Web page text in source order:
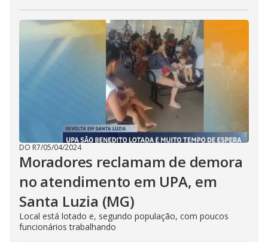
DO R7/05/04/2024
Moradores reclamam de demora
no atendimento em UPA, em
Santa Luzia (MG)
Local está lotado e, segundo população, com poucos
funcionários trabalhando